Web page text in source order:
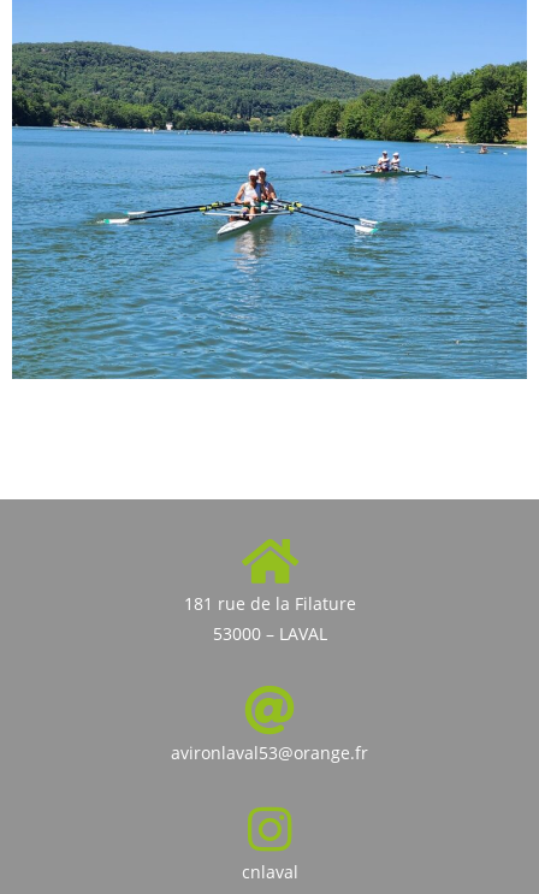
181 rue de la Filature
53000 – LAVAL
avironlaval53@orange.fr
cnlaval